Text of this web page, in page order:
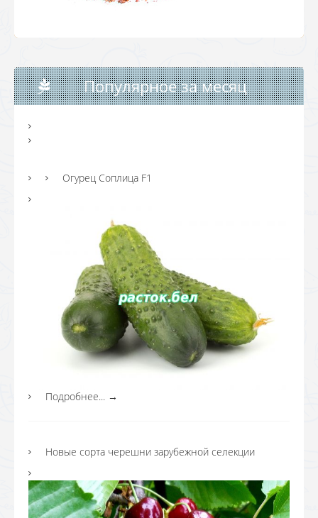
Популярное за месяц
Огурец Соплица F1
Подробнее... →
Новые сорта черешни зарубежной селекции